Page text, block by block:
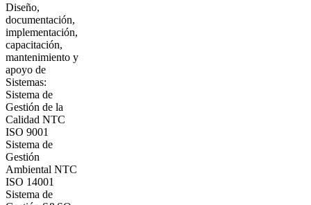
Diseño,
documentación,
implementación,
capacitación,
mantenimiento y
apoyo de
Sistemas:
Sistema de
Gestión de la
Calidad NTC
ISO 9001
Sistema de
Gestión
Ambiental NTC
ISO 14001
Sistema de